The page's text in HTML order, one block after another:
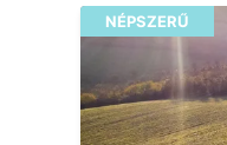
NÉPSZERŰ